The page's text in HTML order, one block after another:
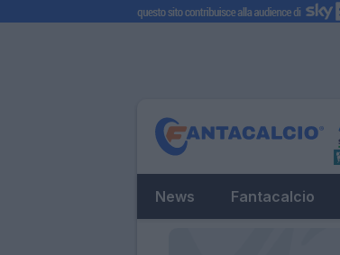
News Fantacalcio